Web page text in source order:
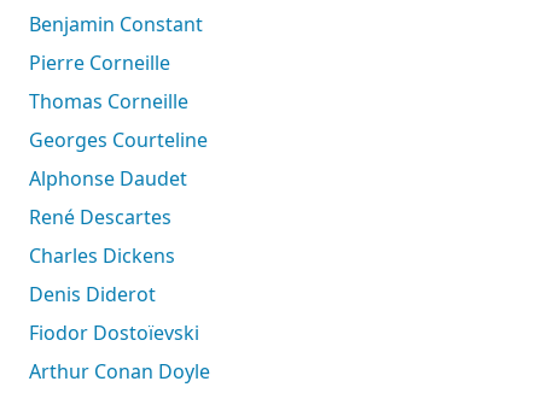
Benjamin Constant
Pierre Corneille
Thomas Corneille
Georges Courteline
Alphonse Daudet
René Descartes
Charles Dickens
Denis Diderot
Fiodor Dostoïevski
Arthur Conan Doyle